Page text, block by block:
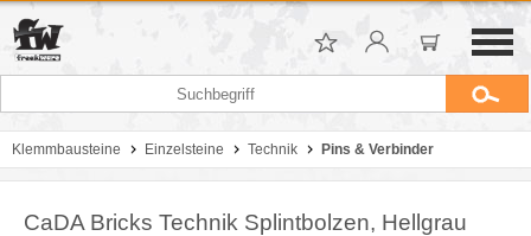
Klemmbausteine Einzelsteine Technik Pins & Verbinder
CaDA Bricks Technik Splintbolzen, Hellgrau